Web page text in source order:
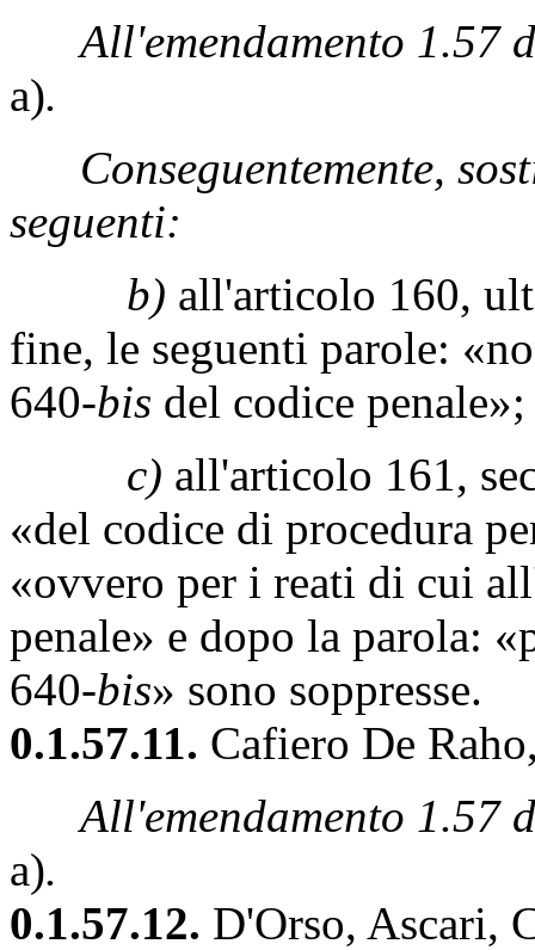
All'emendamento 1.57
a).
Conseguentemente,
seguenti:
b) all'articolo 160,
fine, le seguenti parole:
640-bis del codice penale»;
c) all'articolo 161,
«del codice di procedura
«ovvero per i reati di cui
penale» e dopo la parola:
640-bis» sono soppresse.
0.1.57.11. Cafiero De
All'emendamento 1.57
a).
0.1.57.12. D'Orso, Ascari,